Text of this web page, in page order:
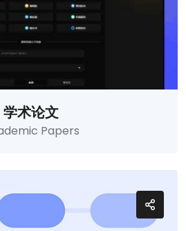
学术论文
Papers